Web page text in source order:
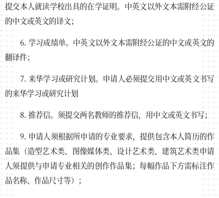
提交本人就读学校出具的在学证明。中英文以外文本需附经公证
的中文或英文的译文；
6. 学习成绩单。中英文以外文本需附经公证的中文或英文的
翻译件；
7. 来华学习或研究计划。申请人必须提交用中文或英文书写
的来华学习或研究计划
8. 推荐信。须提交两名教师的推荐信，用中文或英文书写；
9. 申请人须根据所申请的专业要求，提供包含本人简历的作
品集（造型艺术类、图像媒体类、设计艺术类、建筑艺术类申请
人须提供与申请专业相关的创作作品集；每幅作品下方需标注作
品名称、作品尺寸等）；